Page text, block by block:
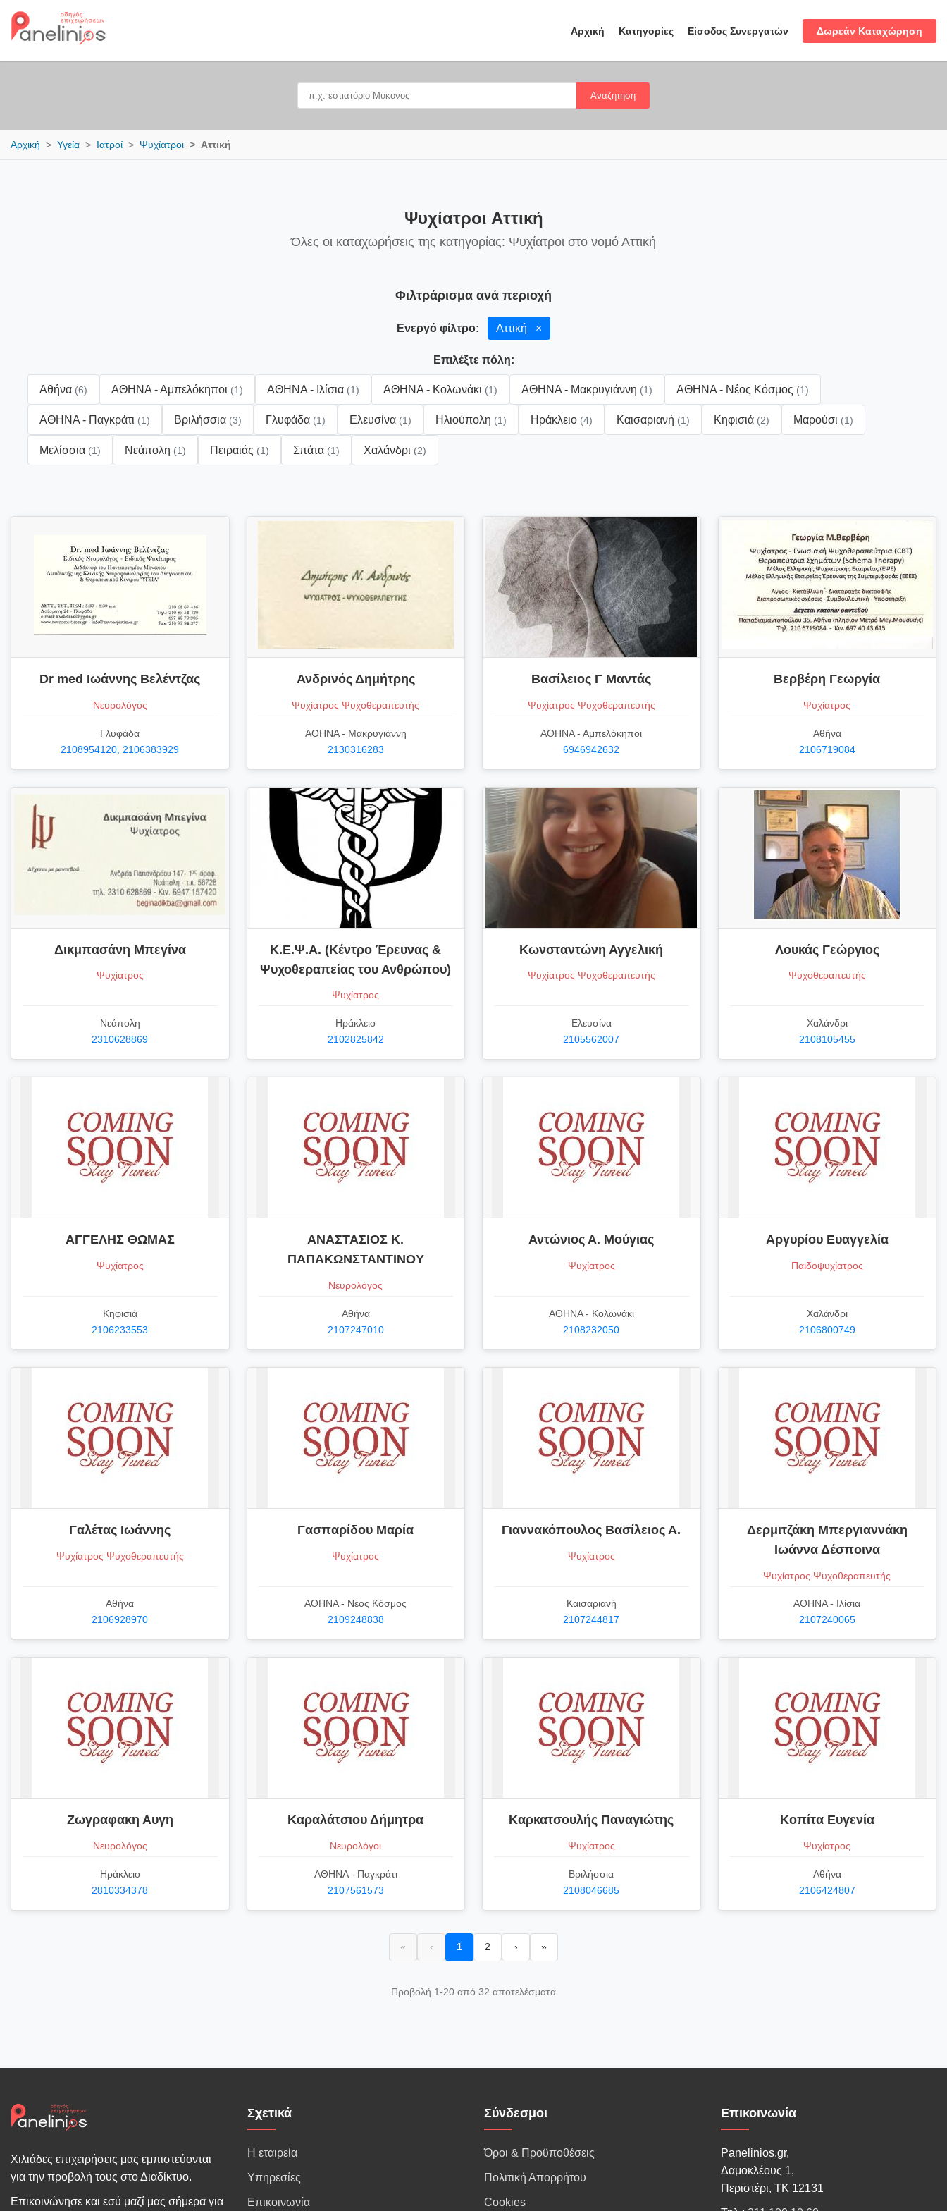
Αρχική Κατηγορίες Είσοδος Συνεργατών Δωρεάν Καταχώρηση
Αναζήτηση
Αρχική Υγεία Ιατροί Ψυχίατροι Αττική
Ψυχίατροι Αττική
Όλες οι καταχωρήσεις της κατηγορίας: Ψυχίατροι στο νομό Αττική
Φιλτράρισμα ανά περιοχή
Ενεργό φίλτρο: Αττική ×
Επιλέξτε πόλη:
Αθήνα (6) ΑΘΗΝΑ - Αμπελόκηποι (1) ΑΘΗΝΑ - Ιλίσια (1) ΑΘΗΝΑ - Κολωνάκι (1) ΑΘΗΝΑ - Μακρυγιάννη (1) ΑΘΗΝΑ - Νέος Κόσμος (1)
ΑΘΗΝΑ - Παγκράτι (1) Βριλήσσια (3) Γλυφάδα (1) Ελευσίνα (1) Ηλιούπολη (1) Ηράκλειο (4) Καισαριανή (1) Κηφισιά (2) Μαρούσι (1)
Μελίσσια (1) Νεάπολη (1) Πειραιάς (1) Σπάτα (1) Χαλάνδρι (2)
Dr med Ιωάννης Βελέντζας
Νευρολόγος
Γλυφάδα
2108954120, 2106383929
Ανδρινός Δημήτρης
Ψυχίατρος Ψυχοθεραπευτής
ΑΘΗΝΑ - Μακρυγιάννη
2130316283
Βασίλειος Γ Μαντάς
Ψυχίατρος Ψυχοθεραπευτής
ΑΘΗΝΑ - Αμπελόκηποι
6946942632
Βερβέρη Γεωργία
Ψυχίατρος
Αθήνα
2106719084
Δικμπασάνη Μπεγίνα
Ψυχίατρος
Νεάπολη
2310628869
Κ.Ε.Ψ.Α. (Κέντρο Έρευνας &
Ψυχοθεραπείας του Ανθρώπου)
Ψυχίατρος
Ηράκλειο
2102825842
Κωνσταντώνη Αγγελική
Ψυχίατρος Ψυχοθεραπευτής
Ελευσίνα
2105562007
Λουκάς Γεώργιος
Ψυχοθεραπευτής
Χαλάνδρι
2108105455
ΑΓΓΕΛΗΣ ΘΩΜΑΣ
Ψυχίατρος
Κηφισιά
2106233553
ΑΝΑΣΤΑΣΙΟΣ Κ.
ΠΑΠΑΚΩΝΣΤΑΝΤΙΝΟΥ
Νευρολόγος
Αθήνα
2107247010
Αντώνιος Α. Μούγιας
Ψυχίατρος
ΑΘΗΝΑ - Κολωνάκι
2108232050
Αργυρίου Ευαγγελία
Παιδοψυχίατρος
Χαλάνδρι
2106800749
Γαλέτας Ιωάννης
Ψυχίατρος Ψυχοθεραπευτής
Αθήνα
2106928970
Γασπαρίδου Μαρία
Ψυχίατρος
ΑΘΗΝΑ - Νέος Κόσμος
2109248838
Γιαννακόπουλος Βασίλειος Α.
Ψυχίατρος
Καισαριανή
2107244817
Δερμιτζάκη Μπεργιαννάκη
Ιωάννα Δέσποινα
Ψυχίατρος Ψυχοθεραπευτής
ΑΘΗΝΑ - Ιλίσια
2107240065
Ζωγραφακη Αυγη
Νευρολόγος
Ηράκλειο
2810334378
Καραλάτσιου Δήμητρα
Νευρολόγοι
ΑΘΗΝΑ - Παγκράτι
2107561573
Καρκατσουλής Παναγιώτης
Ψυχίατρος
Βριλήσσια
2108046685
Κοπίτα Ευγενία
Ψυχίατρος
Αθήνα
2106424807
« ‹ 1 2 › »
Προβολή 1-20 από 32 αποτελέσματα
Χιλιάδες επιχειρήσεις μας εμπιστεύονται
για την προβολή τους στο Διαδίκτυο.
Επικοινώνησε και εσύ μαζί μας σήμερα για
Σχετικά
Η εταιρεία
Υπηρεσίες
Επικοινωνία
Σύνδεσμοι
Όροι & Προϋποθέσεις
Πολιτική Απορρήτου
Cookies
Επικοινωνία
Panelinios.gr,
Δαμοκλέους 1,
Περιστέρι, ΤΚ 12131